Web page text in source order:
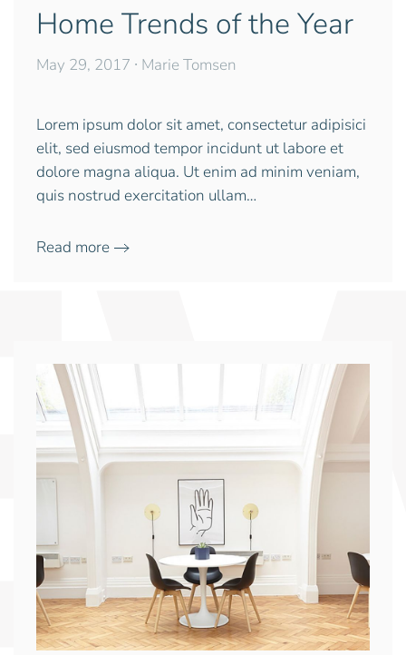
Home Trends of the Year
May 29, 2017 ∙ Marie Tomsen
Lorem ipsum dolor sit amet, consectetur adipisici
elit, sed eiusmod tempor incidunt ut labore et
dolore magna aliqua. Ut enim ad minim veniam,
quis nostrud exercitation ullam…
Read more